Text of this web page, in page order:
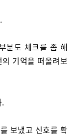
분도 체크를 좀 해
기억을 떠올려보
.
보냈고 신호를 확